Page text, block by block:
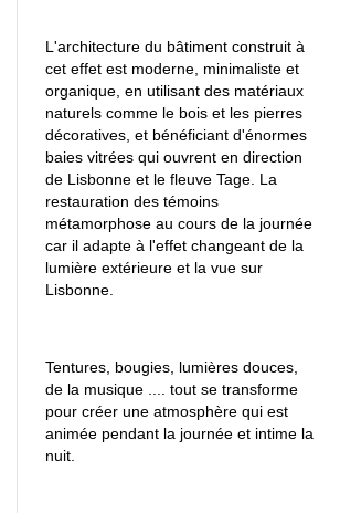
L'architecture du bâtiment construit à
cet effet est moderne, minimaliste et
organique, en utilisant des matériaux
naturels comme le bois et les pierres
décoratives, et bénéficiant d'énormes
baies vitrées qui ouvrent en direction
de Lisbonne et le fleuve Tage. La
restauration des témoins
métamorphose au cours de la journée
car il adapte à l'effet changeant de la
lumière extérieure et la vue sur
Lisbonne.
Tentures, bougies, lumières douces,
de la musique .... tout se transforme
pour créer une atmosphère qui est
animée pendant la journée et intime la
nuit.